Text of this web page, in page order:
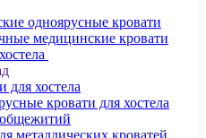
одноярусные кровати
медицинские кровати
для хостела
кровати для хостела
металлических кроватей